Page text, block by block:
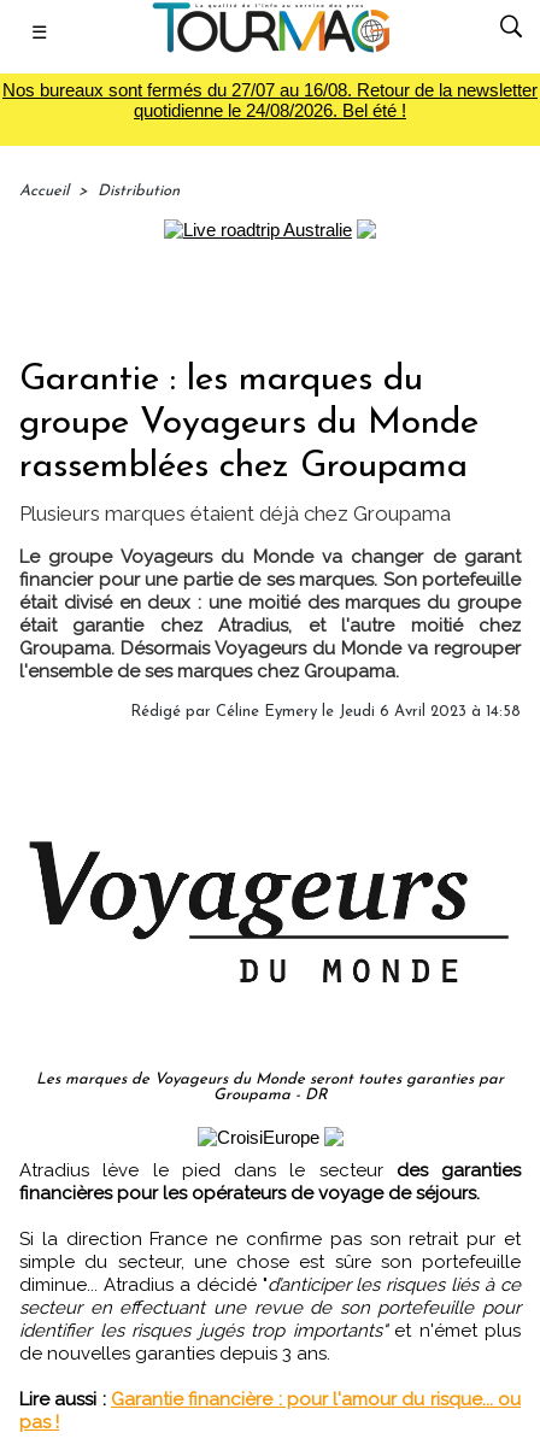
☰
Nos bureaux sont fermés du 27/07 au 16/08. Retour de la newsletter
quotidienne le 24/08/2026. Bel été !
Accueil > Distribution
Garantie : les marques du
groupe Voyageurs du Monde
rassemblées chez Groupama
Plusieurs marques étaient déjà chez Groupama
Le groupe Voyageurs du Monde va changer de garant
financier pour une partie de ses marques. Son portefeuille
était divisé en deux : une moitié des marques du groupe
était garantie chez Atradius, et l'autre moitié chez
Groupama. Désormais Voyageurs du Monde va regrouper
l'ensemble de ses marques chez Groupama.
Rédigé par Céline Eymery le Jeudi 6 Avril 2023 à 14:58
Les marques de Voyageurs du Monde seront toutes garanties par
Groupama - DR
Atradius lève le pied dans le secteur des garanties
financières pour les opérateurs de voyage de séjours.
Si la direction France ne confirme pas son retrait pur et
simple du secteur, une chose est sûre son portefeuille
diminue... Atradius a décidé "d’anticiper les risques liés à ce
secteur en effectuant une revue de son portefeuille pour
identifier les risques jugés trop importants"et n'émet plus
de nouvelles garanties depuis 3 ans.
Lire aussi : Garantie financière : pour l'amour du risque... ou
pas !